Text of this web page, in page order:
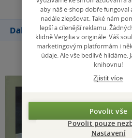
Další knihy autora
aby náš e-shop dobře fungoval
nadále zlepšovat. Také nám
lepší a cílenější reklamu.
klidně Vergilia v originále. Váš
marketingovým platformám i
údaje. Ale vše bedlivě hlídáme.
knihovnu!
Zjistit více
Povolit vše
Povolit pouze
Nastavení